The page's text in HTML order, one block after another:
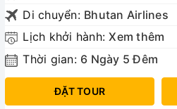
Di chuyển: Bhutan Airlines
Lịch khởi hành:Xem thêm
Thời gian: 6 Ngày 5 Đêm
ĐẶT TOUR